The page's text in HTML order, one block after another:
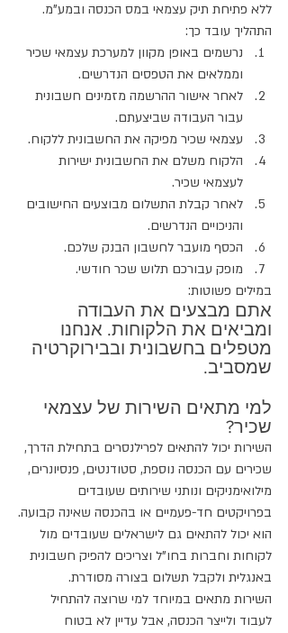
ללא פתיחת תיק עצמאי במס הכנסה ובמע"מ.
התהליך עובד כך:
נרשמים באופן מקוון למערכת עצמאי שכיר
וממלאים את הטפסים הנדרשים.
לאחר אישור ההרשמה מזמינים חשבונית
עבור העבודה שביצעתם.
עצמאי שכיר מפיקה את החשבונית ללקוח.
הלקוח משלם את החשבונית ישירות
לעצמאי שכיר.
לאחר קבלת התשלום מבוצעים החישובים
והניכויים הנדרשים.
הכסף מועבר לחשבון הבנק שלכם.
מופק עבורכם תלוש שכר חודשי.
במילים פשוטות:
אתם מבצעים את העבודה
ומביאים את הלקוחות. אנחנו
מטפלים בחשבונית ובבירוקרטיה
שמסביב.
למי מתאים השירות של עצמאי
שכיר?
השירות יכול להתאים לפרילנסרים בתחילת הדרך,
שכירים עם הכנסה נוספת, סטודנטים, פנסיונרים,
מילואימניקים ונותני שירותים שעובדים
בפרויקטים חד-פעמיים או בהכנסה שאינה קבועה.
הוא יכול להתאים גם לישראלים שעובדים מול
לקוחות וחברות בחו"ל וצריכים להפיק חשבונית
באנגלית ולקבל תשלום בצורה מסודרת.
השירות מתאים במיוחד למי שרוצה להתחיל
לעבוד ולייצר הכנסה, אבל עדיין לא בטוח